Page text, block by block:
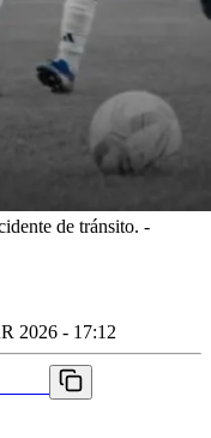
de tránsito. -
2026 - 17:12